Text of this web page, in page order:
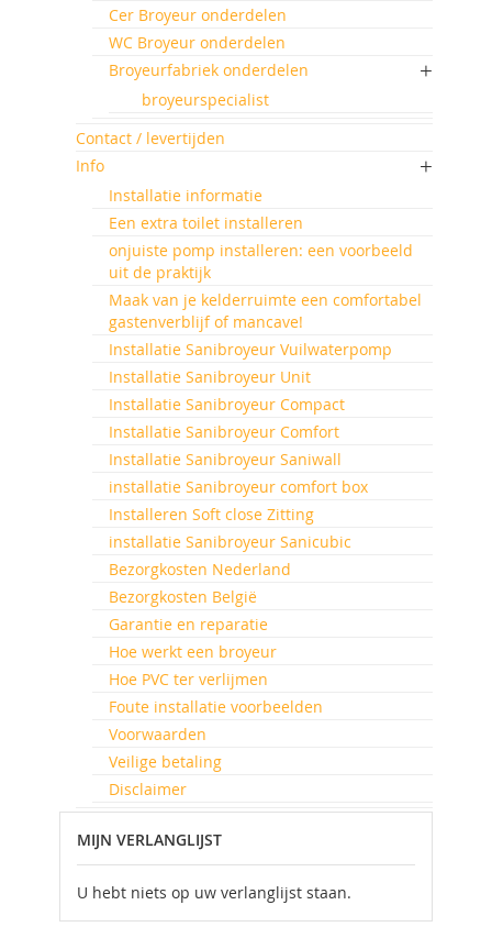
Cer Broyeur onderdelen
WC Broyeur onderdelen
Broyeurfabriek onderdelen
broyeurspecialist
Contact / levertijden
Info
Installatie informatie
Een extra toilet installeren
onjuiste pomp installeren: een voorbeeld
uit de praktijk
Maak van je kelderruimte een comfortabel
gastenverblijf of mancave!
Installatie Sanibroyeur Vuilwaterpomp
Installatie Sanibroyeur Unit
Installatie Sanibroyeur Compact
Installatie Sanibroyeur Comfort
Installatie Sanibroyeur Saniwall
installatie Sanibroyeur comfort box
Installeren Soft close Zitting
installatie Sanibroyeur Sanicubic
Bezorgkosten Nederland
Bezorgkosten België
Garantie en reparatie
Hoe werkt een broyeur
Hoe PVC ter verlijmen
Foute installatie voorbeelden
Voorwaarden
Veilige betaling
Disclaimer
MIJN VERLANGLIJST
U hebt niets op uw verlanglijst staan.